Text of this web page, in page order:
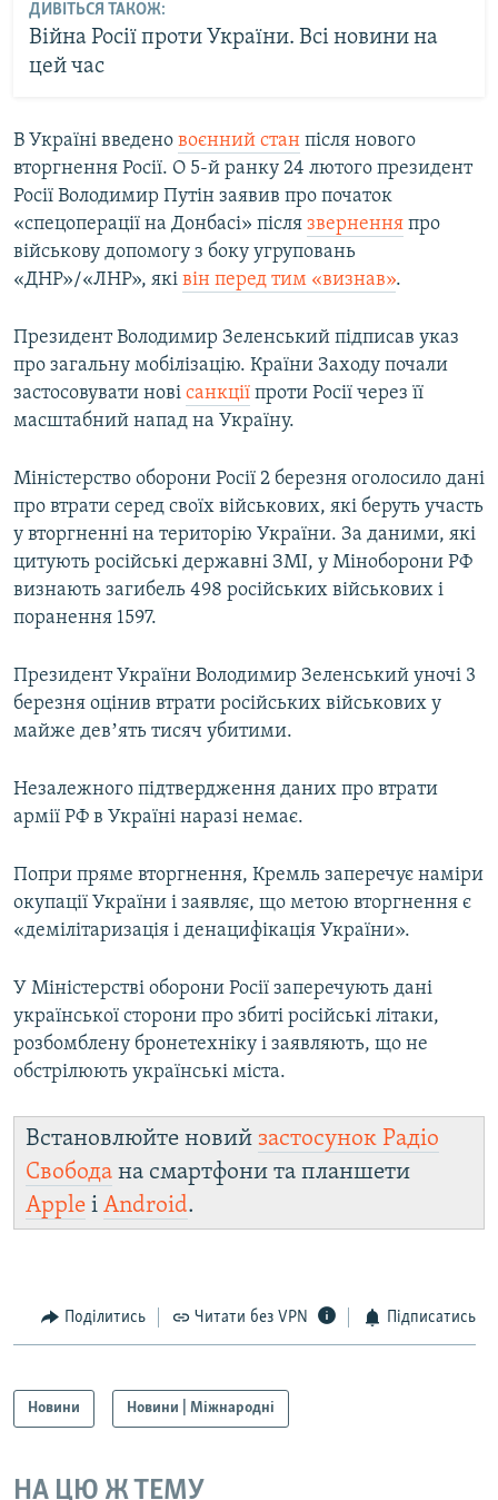
ДИВІТЬСЯ ТАКОЖ:
Війна Росії проти України. Всі новини на
цей час
В Україні введено воєнний стан після нового
вторгнення Росії. О 5-й ранку 24 лютого президент
Росії Володимир Путін заявив про початок
«спецоперації на Донбасі» після звернення про
військову допомогу з боку угруповань
«ДНР»/«ЛНР», які він перед тим «визнав».
Президент Володимир Зеленський підписав указ
про загальну мобілізацію. Країни Заходу почали
застосовувати нові санкції проти Росії через її
масштабний напад на Україну.
Міністерство оборони Росії 2 березня оголосило дані
про втрати серед своїх військових, які беруть участь
у вторгненні на територію України. За даними, які
цитують російські державні ЗМІ, у Міноборони РФ
визнають загибель 498 російських військових і
поранення 1597.
Президент України Володимир Зеленський уночі 3
березня оцінив втрати російських військових у
майже девʼять тисяч убитими.
Незалежного підтвердження даних про втрати
армії РФ в Україні наразі немає.
Попри пряме вторгнення, Кремль заперечує наміри
окупації України і заявляє, що метою вторгнення є
«демілітаризація і денацифікація України».
У Міністерстві оборони Росії заперечують дані
української сторони про збиті російські літаки,
розбомблену бронетехніку і заявляють, що не
обстрілюють українські міста.
Встановлюйте новий застосунок Радіо
Свобода на смартфони та планшети
Apple і Android.
Поділитись Читати без VPN Підписатись
Новини Новини | Міжнародні
НА ЦЮ Ж ТЕМУ